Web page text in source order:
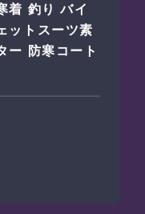
着 釣り バイ
ットスーツ素
ー 防寒コート